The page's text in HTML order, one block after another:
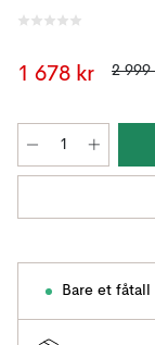
1 678 kr 2 999
Bare et fåtall